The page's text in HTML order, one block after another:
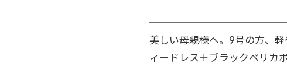
美しい母親様へ。9号の方、
ィードレス＋ブラックベリカ